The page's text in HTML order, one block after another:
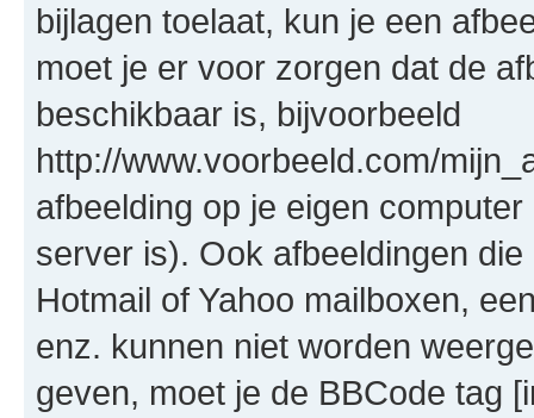
bijlagen toelaat, kun je een
moet je er voor zorgen dat de
beschikbaar is, bijvoorbeeld
http://www.voorbeeld.com/
afbeelding op je eigen
server is). Ook afbeeldingen
Hotmail of Yahoo mailboxen,
enz. kunnen niet worden
geven, moet je de BBCode tag